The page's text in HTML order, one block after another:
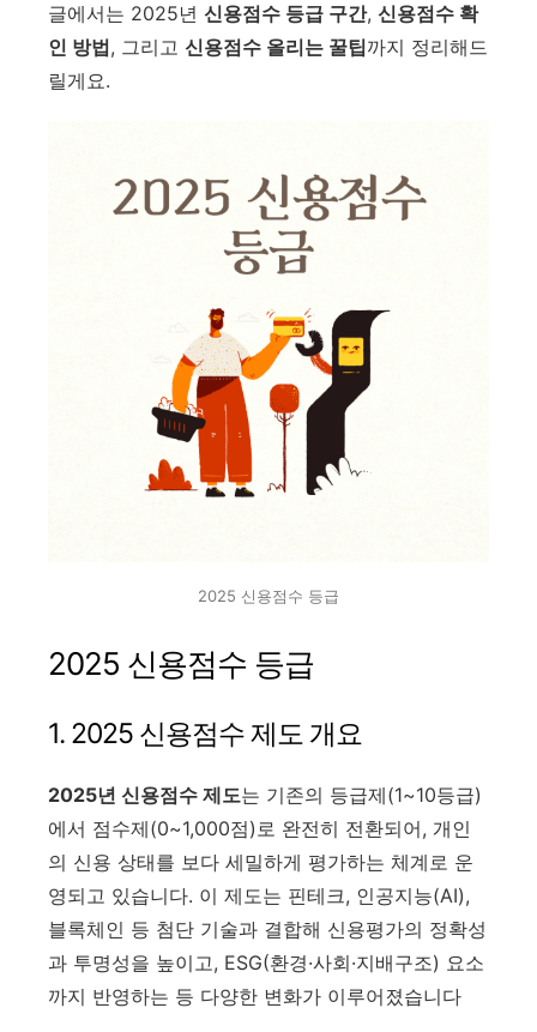
글에서는 2025년 신용점수 등급 구간, 신용점수 확
인 방법, 그리고 신용점수 올리는 꿀팁까지 정리해드
릴게요.
2025 신용점수 등급
2025 신용점수 등급
1. 2025 신용점수 제도 개요
2025년 신용점수 제도는 기존의 등급제(1~10등급)
에서 점수제(0~1,000점)로 완전히 전환되어, 개인
의 신용 상태를 보다 세밀하게 평가하는 체계로 운
영되고 있습니다. 이 제도는 핀테크, 인공지능(AI),
블록체인 등 첨단 기술과 결합해 신용평가의 정확성
과 투명성을 높이고, ESG(환경·사회·지배구조) 요소
까지 반영하는 등 다양한 변화가 이루어졌습니다